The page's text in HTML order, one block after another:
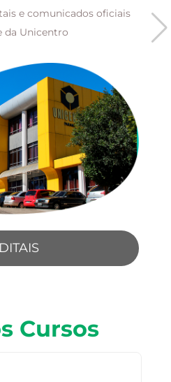
e comunicados oficiais
da Unicentro
Cursos